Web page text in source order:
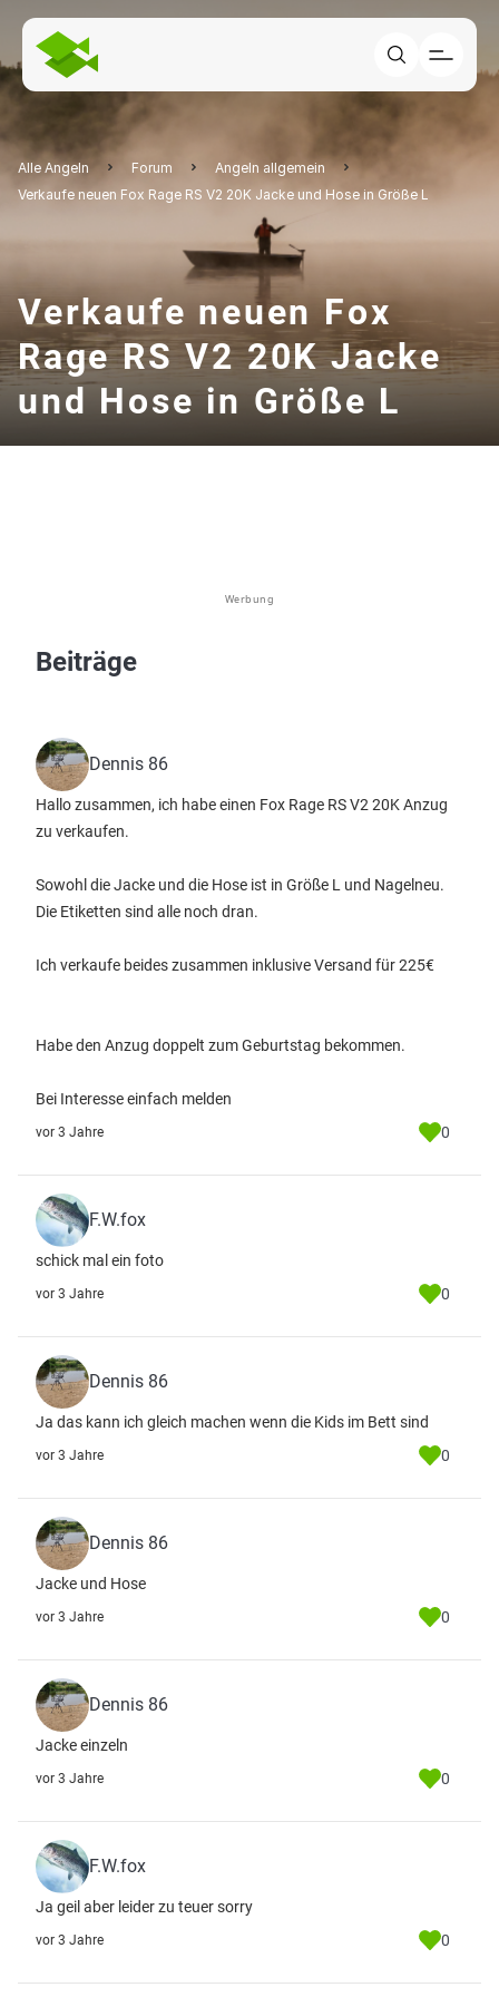
Alle Angeln Forum
Angeln allgemein
Verkaufe neuen Fox Rage RS V2 20K Jacke und Hose in Größe L
Verkaufe neuen Fox
Rage RS V2 20K Jacke
und Hose in Größe L
Werbung
Beiträge
Dennis 86
Hallo zusammen, ich habe einen Fox Rage RS V2 20K Anzug
zu verkaufen.
Sowohl die Jacke und die Hose ist in Größe L und Nagelneu.
Die Etiketten sind alle noch dran.
Ich verkaufe beides zusammen inklusive Versand für 225€
Habe den Anzug doppelt zum Geburtstag bekommen.
Bei Interesse einfach melden
vor 3 Jahre 0
F.W.fox
schick mal ein foto
vor 3 Jahre 0
Dennis 86
Ja das kann ich gleich machen wenn die Kids im Bett sind
vor 3 Jahre 0
Dennis 86
Jacke und Hose
vor 3 Jahre 0
Dennis 86
Jacke einzeln
vor 3 Jahre 0
F.W.fox
Ja geil aber leider zu teuer sorry
vor 3 Jahre 0